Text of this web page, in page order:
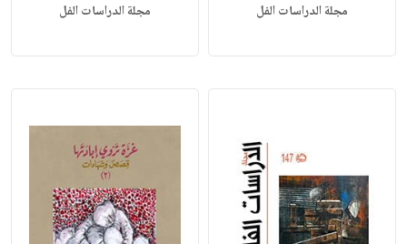
مجلة الدراسات الفل مجلة الدراسات الفل